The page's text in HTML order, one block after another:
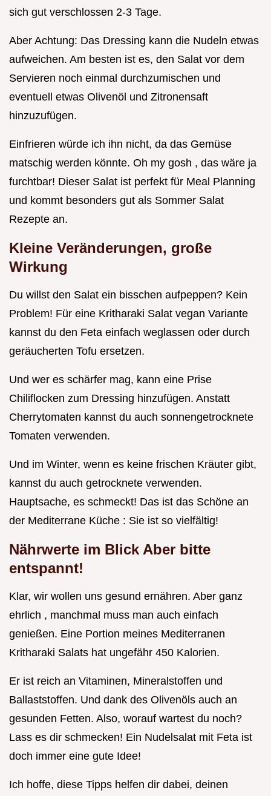
sich gut verschlossen 2-3 Tage.
Aber Achtung: Das Dressing kann die Nudeln etwas
aufweichen. Am besten ist es, den Salat vor dem
Servieren noch einmal durchzumischen und
eventuell etwas Olivenöl und Zitronensaft
hinzuzufügen.
Einfrieren würde ich ihn nicht, da das Gemüse
matschig werden könnte. Oh my gosh , das wäre ja
furchtbar! Dieser Salat ist perfekt für Meal Planning
und kommt besonders gut als Sommer Salat
Rezepte an.
Kleine Veränderungen, große
Wirkung
Du willst den Salat ein bisschen aufpeppen? Kein
Problem! Für eine Kritharaki Salat vegan Variante
kannst du den Feta einfach weglassen oder durch
geräucherten Tofu ersetzen.
Und wer es schärfer mag, kann eine Prise
Chiliflocken zum Dressing hinzufügen. Anstatt
Cherrytomaten kannst du auch sonnengetrocknete
Tomaten verwenden.
Und im Winter, wenn es keine frischen Kräuter gibt,
kannst du auch getrocknete verwenden.
Hauptsache, es schmeckt! Das ist das Schöne an
der Mediterrane Küche : Sie ist so vielfältig!
Nährwerte im Blick Aber bitte
entspannt!
Klar, wir wollen uns gesund ernähren. Aber ganz
ehrlich , manchmal muss man auch einfach
genießen. Eine Portion meines Mediterranen
Kritharaki Salats hat ungefähr 450 Kalorien.
Er ist reich an Vitaminen, Mineralstoffen und
Ballaststoffen. Und dank des Olivenöls auch an
gesunden Fetten. Also, worauf wartest du noch?
Lass es dir schmecken! Ein Nudelsalat mit Feta ist
doch immer eine gute Idee!
Ich hoffe, diese Tipps helfen dir dabei, deinen